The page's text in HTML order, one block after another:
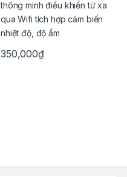
350,000₫